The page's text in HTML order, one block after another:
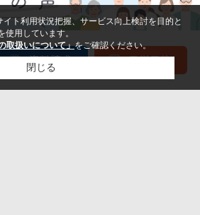
ト利用状況把握、サービス向上検討を目的と
用しています。
取扱いについて」をご確認ください。
閉じる